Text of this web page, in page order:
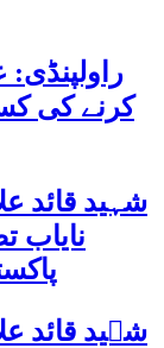
کرنے کی
شہید قائد
نایاب
شہید قائد